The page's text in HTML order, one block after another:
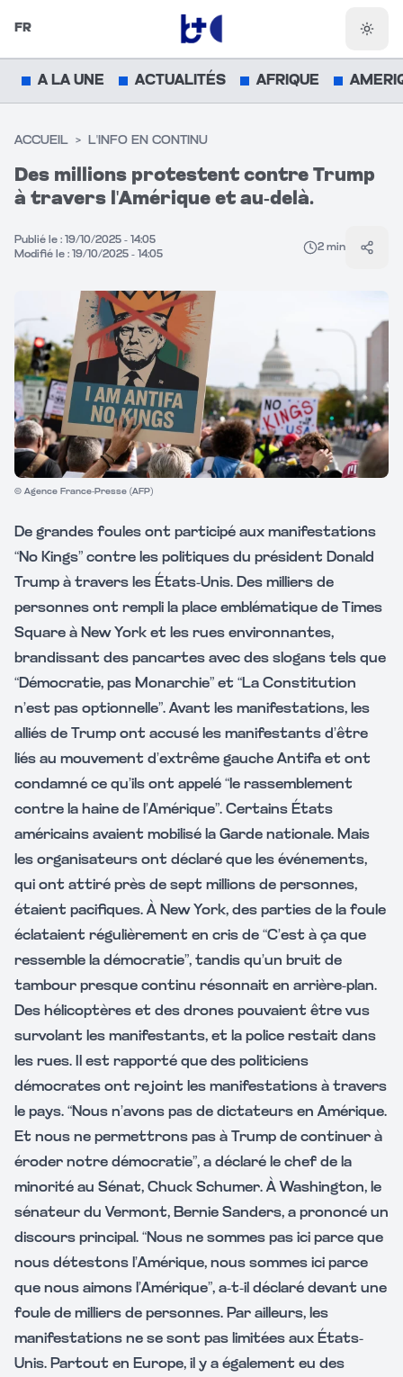
FR
A LA UNE ACTUALITÉS AFRIQUE
ACCUEIL > L'INFO EN CONTINU
Des millions protestent contre Trump
à travers l'Amérique et au-delà.
Publié le : 19/10/2025 - 14:05
Modifié le : 19/10/2025 - 14:05
2 min
© Agence France-Presse (AFP)
De grandes foules ont participé aux manifestations
“No Kings” contre les politiques du président Donald
Trump à travers les États-Unis. Des milliers de
personnes ont rempli la place emblématique de Times
Square à New York et les rues environnantes,
brandissant des pancartes avec des slogans tels que
“Démocratie, pas Monarchie” et “La Constitution
n’est pas optionnelle”. Avant les manifestations, les
alliés de Trump ont accusé les manifestants d’être
liés au mouvement d’extrême gauche Antifa et ont
condamné ce qu’ils ont appelé “le rassemblement
contre la haine de l’Amérique”. Certains États
américains avaient mobilisé la Garde nationale. Mais
les organisateurs ont déclaré que les événements,
qui ont attiré près de sept millions de personnes,
étaient pacifiques. À New York, des parties de la foule
éclataient régulièrement en cris de “C’est à ça que
ressemble la démocratie”, tandis qu’un bruit de
tambour presque continu résonnait en arrière-plan.
Des hélicoptères et des drones pouvaient être vus
survolant les manifestants, et la police restait dans
les rues. Il est rapporté que des politiciens
démocrates ont rejoint les manifestations à travers
le pays. “Nous n’avons pas de dictateurs en Amérique.
Et nous ne permettrons pas à Trump de continuer à
éroder notre démocratie”, a déclaré le chef de la
minorité au Sénat, Chuck Schumer. À Washington, le
sénateur du Vermont, Bernie Sanders, a prononcé un
discours principal. “Nous ne sommes pas ici parce que
nous détestons l’Amérique, nous sommes ici parce
que nous aimons l’Amérique”, a-t-il déclaré devant une
foule de milliers de personnes. Par ailleurs, les
manifestations ne se sont pas limitées aux États-
Unis. Partout en Europe, il y a également eu des